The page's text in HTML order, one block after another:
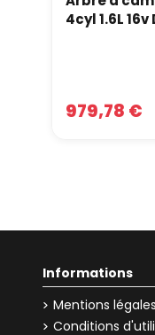
4cyl 1.6L
979,78 €
Informations
Mentions légales
Conditions